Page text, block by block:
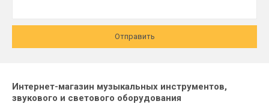
Отправить
Интернет-магазин музыкальных инструментов,
звукового и светового оборудования